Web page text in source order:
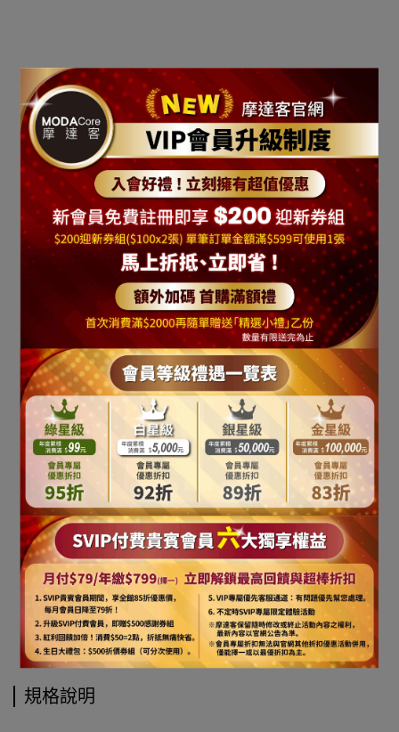
規格說明